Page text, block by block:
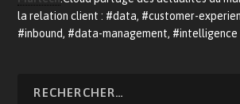
la relation client : #data, #customer-
#inbound, #data-management, #intelligence